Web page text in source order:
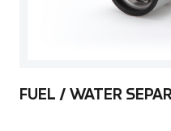
FUEL / WATER